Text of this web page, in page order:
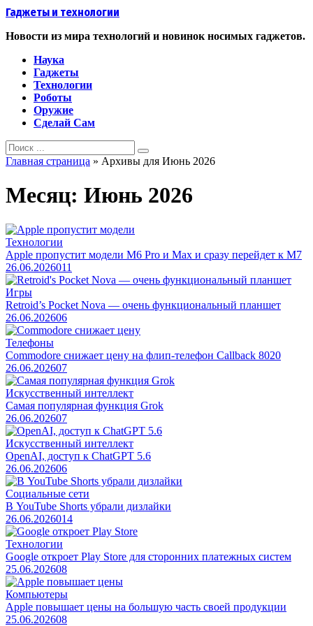
Перейти
контенту
Гаджеты и технологии
Новости из мира технологий и новинок носимых гаджетов.
Наука
Гаджеты
Технологии
Роботы
Оружие
Сделай Сам
Search
for:
Главная страница » Архивы для Июнь 2026
Месяц: Июнь 2026
Технологии
Apple пропустит модели M6 Pro и Max и сразу перейдет к M7
26.06.2026011
Игры
Retroid’s Pocket Nova — очень функциональный планшет
26.06.202606
Телефоны
Commodore снижает цену на флип‑телефон Callback 8020
26.06.202607
Искусственный интеллект
Самая популярная функция Grok
26.06.202607
Искусственный интеллект
OpenAI, доступ к ChatGPT 5.6
26.06.202606
Социальные сети
В YouTube Shorts убрали дизлайки
26.06.2026014
Технологии
Google откроет Play Store для сторонних платежных систем
25.06.202608
Компьютеры
Apple повышает цены на большую часть своей продукции
25.06.202608